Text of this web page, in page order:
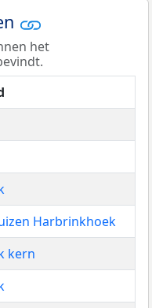
het
Harbrinkhoek
kern